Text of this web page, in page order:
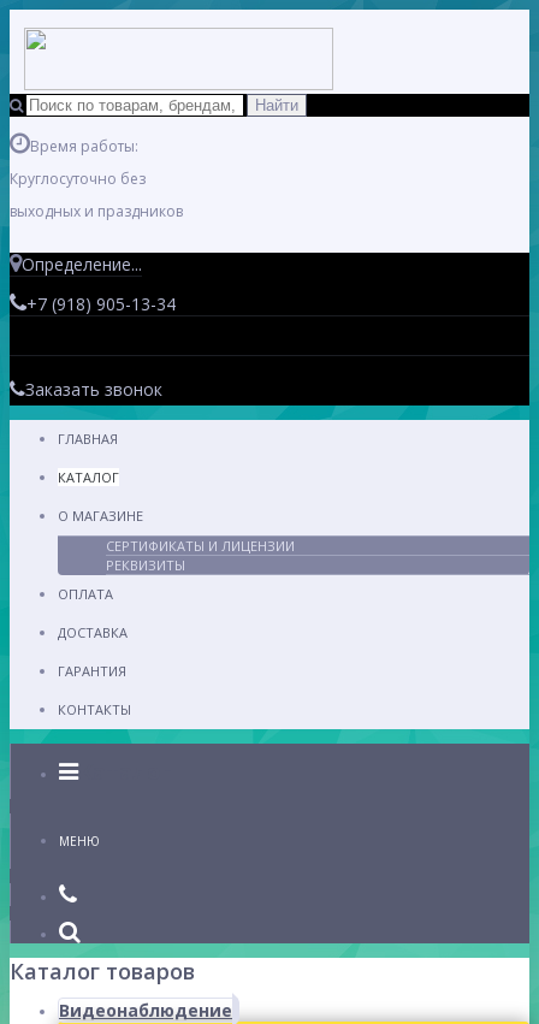
Время работы:
Круглосуточно без
выходных и праздников
Определение...
+7 (918) 905-13-34
Заказать звонок
ГЛАВНАЯ
КАТАЛОГ
О МАГАЗИНЕ
СЕРТИФИКАТЫ И ЛИЦЕНЗИИ
РЕКВИЗИТЫ
ОПЛАТА
ДОСТАВКА
ГАРАНТИЯ
КОНТАКТЫ
Каталог
МЕНЮ
Каталог товаров
Видеонаблюдение